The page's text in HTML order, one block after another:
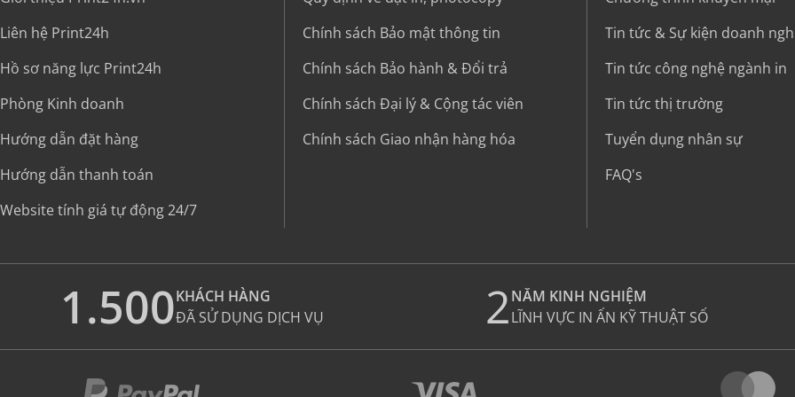
Liên hệ Print24h
Hồ sơ năng lực Print24h
Phòng Kinh doanh
Hướng dẫn đặt hàng
Hướng dẫn thanh toán
Website tính giá tự động 24/7
Chính sách Bảo mật thông tin
Chính sách Bảo hành & Đổi trả
Chính sách Đại lý & Cộng tác viên
Chính sách Giao nhận hàng hóa
Tin tức & Sự kiện doanh
Tin tức công nghệ ngành in
Tin tức thị trường
Tuyển dụng nhân sự
FAQ's
1.500KHÁCH HÀNG
ĐÃ SỬ DỤNG DỊCH VỤ
2NĂM KINH NGHIỆM
LĨNH VỰC IN ẤN KỸ THUẬT SỐ